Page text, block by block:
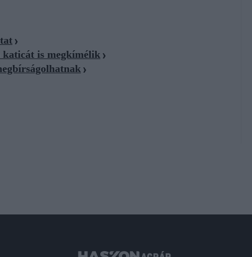
katicát is megkímélik